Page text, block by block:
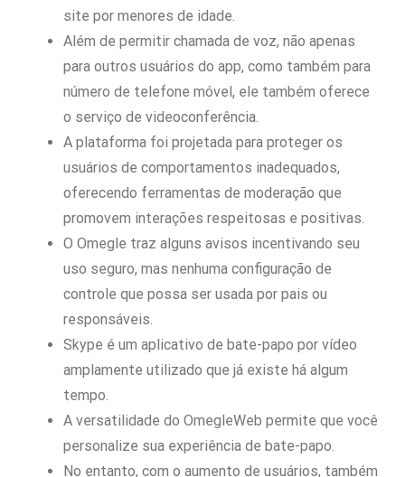
site por menores de idade.
Além de permitir chamada de voz, não apenas
para outros usuários do app, como também para
número de telefone móvel, ele também oferece
o serviço de videoconferência.
A plataforma foi projetada para proteger os
usuários de comportamentos inadequados,
oferecendo ferramentas de moderação que
promovem interações respeitosas e positivas.
O Omegle traz alguns avisos incentivando seu
uso seguro, mas nenhuma configuração de
controle que possa ser usada por pais ou
responsáveis.
Skype é um aplicativo de bate-papo por vídeo
amplamente utilizado que já existe há algum
tempo.
A versatilidade do OmegleWeb permite que você
personalize sua experiência de bate-papo.
No entanto, com o aumento de usuários, também